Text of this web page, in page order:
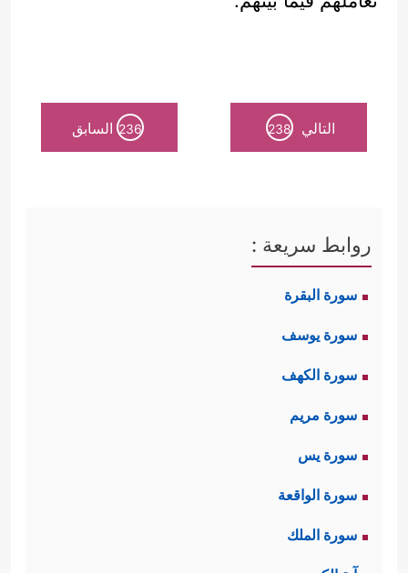
التالي 238
236 السابق
روابط سريعة :
سورة البقرة
سورة يوسف
سورة الكهف
سورة مريم
سورة يس
سورة الواقعة
سورة الملك